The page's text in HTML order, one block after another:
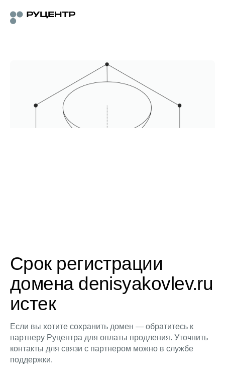
Срок регистрации
домена denisyakovlev.ru
истек
Если вы хотите сохранить домен — обратитесь к
партнеру Руцентра для оплаты продления. Уточнить
контакты для связи с партнером можно в службе
поддержки.